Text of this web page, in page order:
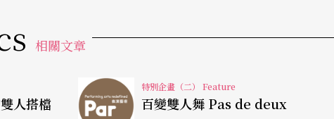
作者，二人卻同樣擁有國際知名舞團專業舞者的資歷，前者受
．堤．瓊斯洗禮。林向秀與國家劇院淵源早在一九八九年
相關文章
人搭檔
特別企畫（二） Feature
百變雙人舞 Pas de deux